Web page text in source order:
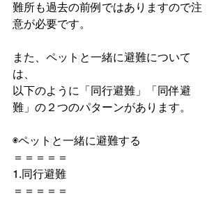
難所も過去の前例ではありますので注
意が必要です。
また、ペットと一緒に避難について
は、
以下のように「同行避難」「同伴避
難」の２つのパターンがあります。
◉ペットと一緒に避難する
＝＝＝＝＝
1.同行避難
＝＝＝＝＝